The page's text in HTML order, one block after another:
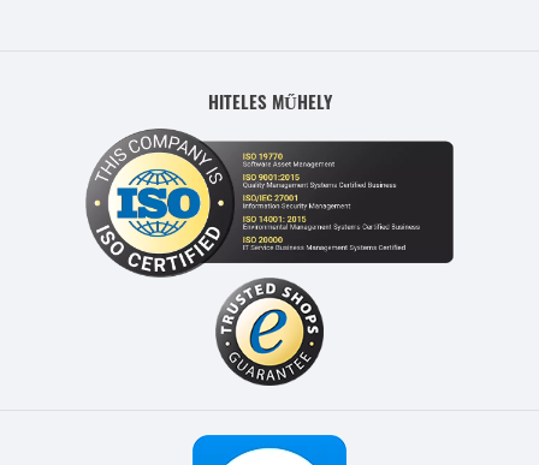
HITELES MŰHELY